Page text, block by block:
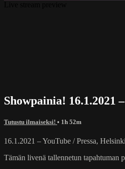
Showpainia! 16.1.2021
Tutustu ilmaiseksi! • 1h 52m
16.1.2021 – YouTube / Pressa,
Tämän livenä tallennetun tapahtuman